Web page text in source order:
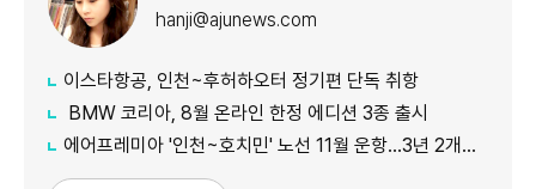
hanji@ajunews.com
이스타항공, 인천~후허하오터 정기편 단독 취항
BMW 코리아, 8월 온라인 한정 에디션 3종 출시
에어프레미아 '인천~호치민' 노선 11월 운항…3년 2개월 만 재개